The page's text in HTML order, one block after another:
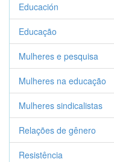
Educación
Educação
Mulheres e pesquisa
Mulheres na educação
Mulheres sindicalistas
Relações de gênero
Resistência